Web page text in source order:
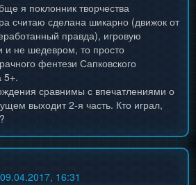
я поклонник творчества
считаю сделана шикарно (движок от
правда), игровую
и не шедевром, то просто
фентези Сапковского
5+.
сравнимы с впечатлениями о
выходит 2-я часть. Кто играл,
16:31